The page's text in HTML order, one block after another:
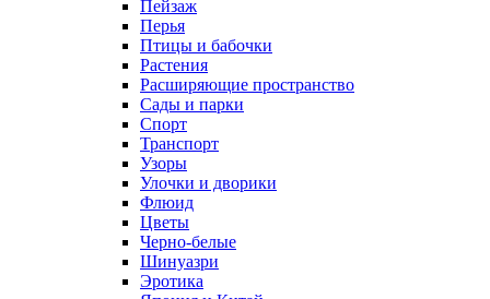
Пейзаж
Перья
Птицы и бабочки
Растения
Расширяющие пространство
Сады и парки
Спорт
Транспорт
Узоры
Улочки и дворики
Флюид
Цветы
Черно-белые
Шинуазри
Эротика